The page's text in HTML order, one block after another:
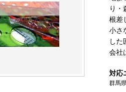
り・
根差
小さ
した
会社
対応
群馬